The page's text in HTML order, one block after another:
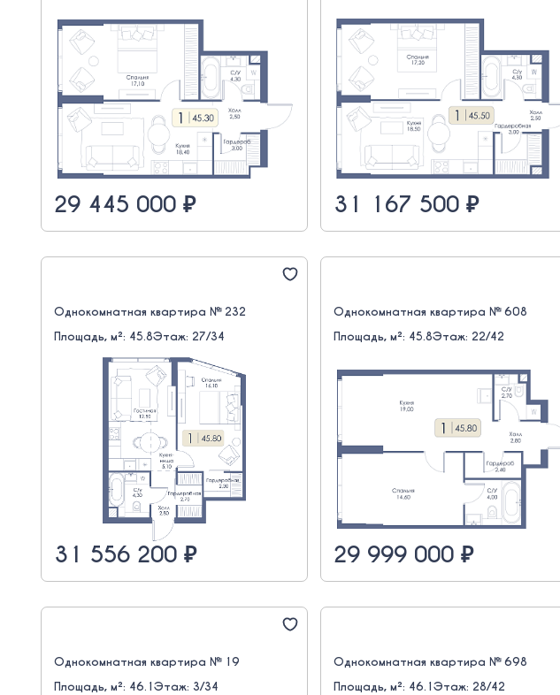
29 445 000 ₽ 31 167 500 ₽
Однокомнатная квартира № 232
Площадь, м²: 45.8Этаж: 27/34
31 556 200 ₽
Однокомнатная квартира № 608
Площадь, м²: 45.8Этаж: 22/42
29 999 000 ₽
Однокомнатная квартира № 19
Площадь, м²: 46.1Этаж: 3/34
Однокомнатная квартира № 698
Площадь, м²: 46.1Этаж: 28/42